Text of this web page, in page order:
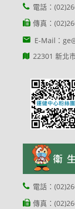
電話：
傳真：
E-Mail：
22301 新北
電話：
傳真：